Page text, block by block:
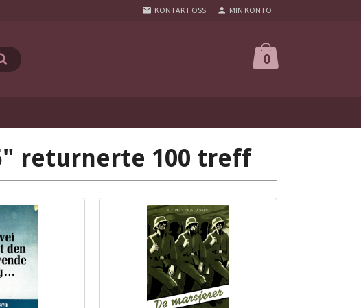
KONTAKT OSS MIN KONTO
0
returnerte 100 treff